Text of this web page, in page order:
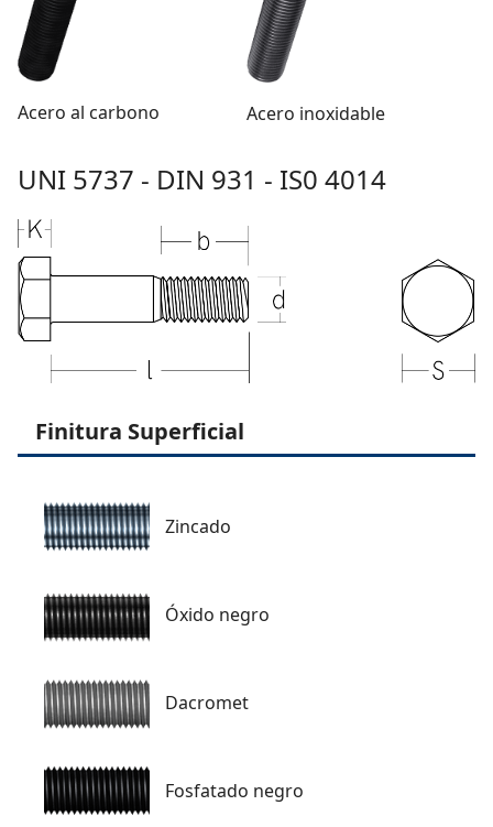
Acero al carbono Acero inoxidable
UNI 5737 - DIN 931 - IS0 4014
Finitura Superficial
Zincado
Óxido negro
Dacromet
Fosfatado negro